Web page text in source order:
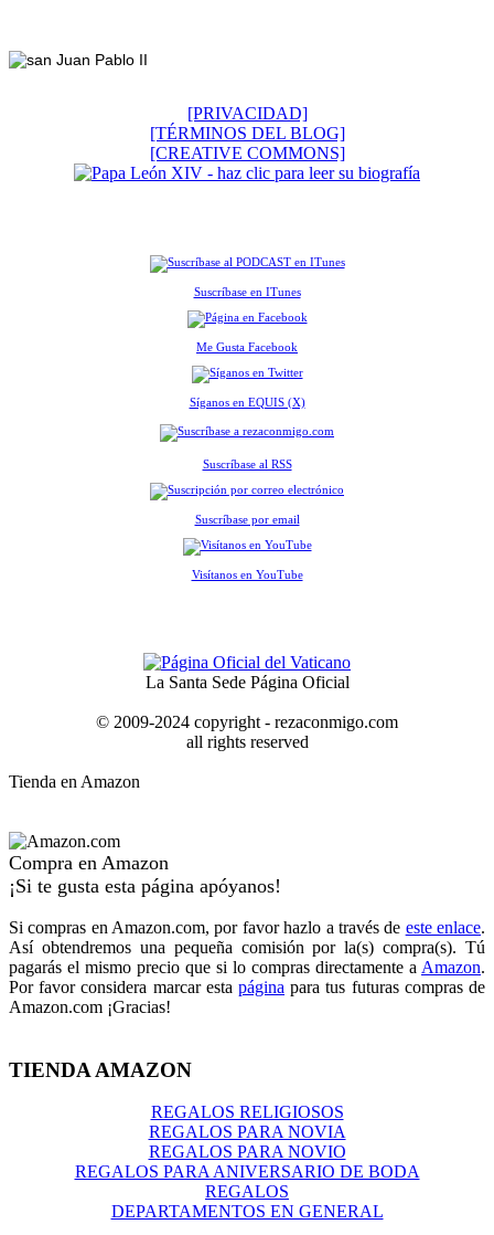
[PRIVACIDAD]
[TÉRMINOS DEL BLOG]
[CREATIVE COMMONS]
Suscríbase en ITunes
Me Gusta Facebook
Síganos en EQUIS (X)
Suscríbase al RSS
Suscríbase por email
Visítanos en YouTube
La Santa Sede Página Oficial
© 2009-2024 copyright - rezaconmigo.com
all rights reserved
Tienda en Amazon
Compra en Amazon
¡Si te gusta esta página apóyanos!
Si compras en Amazon.com, por favor hazlo a través de este enlace.
Así obtendremos una pequeña comisión por la(s) compra(s). Tú
pagarás el mismo precio que si lo compras directamente a Amazon.
Por favor considera marcar esta página para tus futuras compras de
Amazon.com ¡Gracias!
TIENDA AMAZON
REGALOS RELIGIOSOS
REGALOS PARA NOVIA
REGALOS PARA NOVIO
REGALOS PARA ANIVERSARIO DE BODA
REGALOS
DEPARTAMENTOS EN GENERAL